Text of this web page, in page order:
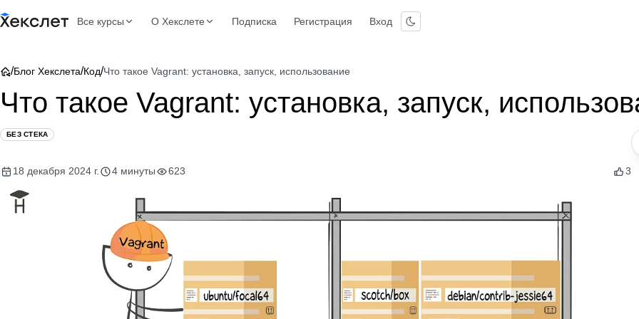
Все курсы О Хекслете Подписка Регистрация Вход
/Блог Хекслета/Код/Что такое Vagrant: установка, запуск, использование
Что такое Vagrant: установка, запуск,
БЕЗ СТЕКА
18 декабря 2024 г. 4 минуты 623 3